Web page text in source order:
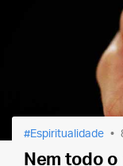
Espiritualidade
Nem todo